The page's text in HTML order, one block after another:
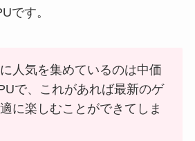
です。
人気を集めているのは中価
で、これがあれば最新のゲ
に楽しむことができてしま